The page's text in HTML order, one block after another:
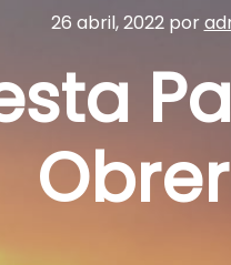
26 abril, 2022por